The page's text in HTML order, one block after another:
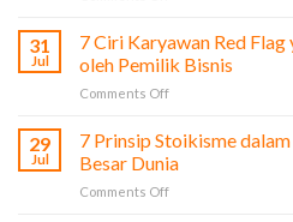
Network
untuk
Chul:
Dari
Sayur
31
Jul
7 Ciri Karyawan Red
oleh Pemilik Bisnis
Comments Offon
Ciri
Red
Flag
29
Jul
7 Prinsip Stoikisme
Besar Dunia
Comments Offon